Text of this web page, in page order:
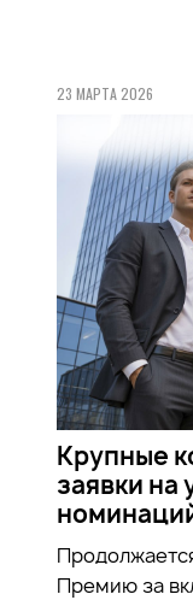
23 МАРТА 2026
Крупные
заявки на
Премию за